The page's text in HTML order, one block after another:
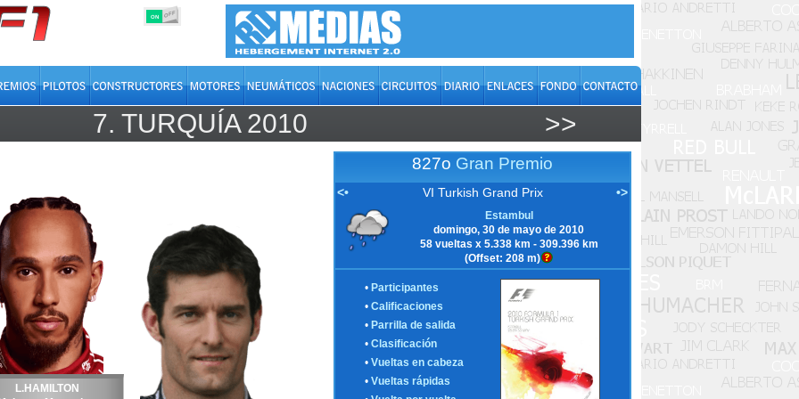
ON OFF
7. TURQUÍA 2010 >>
L.HAMILTON
827o Gran Premio
<• VI Turkish Grand Prix •>
Estambul
domingo, 30 de mayo de 2010
58 vueltas x 5.338 km - 309.396 km
(Offset: 208 m)
• Participantes
• Calificaciones
• Parrilla de salida
• Clasificación
• Vueltas en cabeza
• Vueltas rápidas